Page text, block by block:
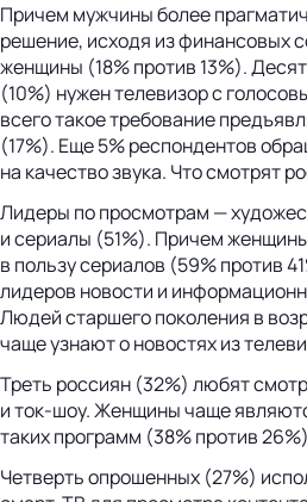
Причем мужчины более
решение, исходя из финансовых
женщины (18% против 13%).
(10%) нужен телевизор с
всего такое требование
(17%). Еще 5% респондентов
на качество звука. Что смотрят
Лидеры по просмотрам —
и сериалы (51%). Причем
в пользу сериалов (59% против
лидеров новости и
Людей старшего поколения в
чаще узнают о новостях из
Треть россиян (32%) любят
и ток-шоу. Женщины чаще
таких программ (38% против
Четверть опрошенных (27%)